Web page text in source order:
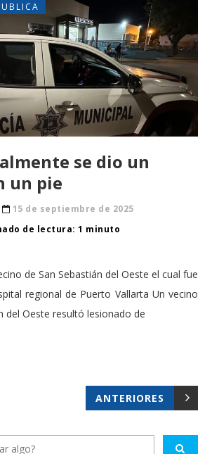
se dio un
un pie
15 de septiembre de 2025
de lectura: 1 minuto
de San Sebastián del Oeste el cual fue
regional de Puerto Vallarta Un vecino
del Oeste resultó lesionado de
ANTERIORES